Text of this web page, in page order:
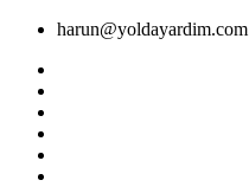
harun@yoldayardim.com